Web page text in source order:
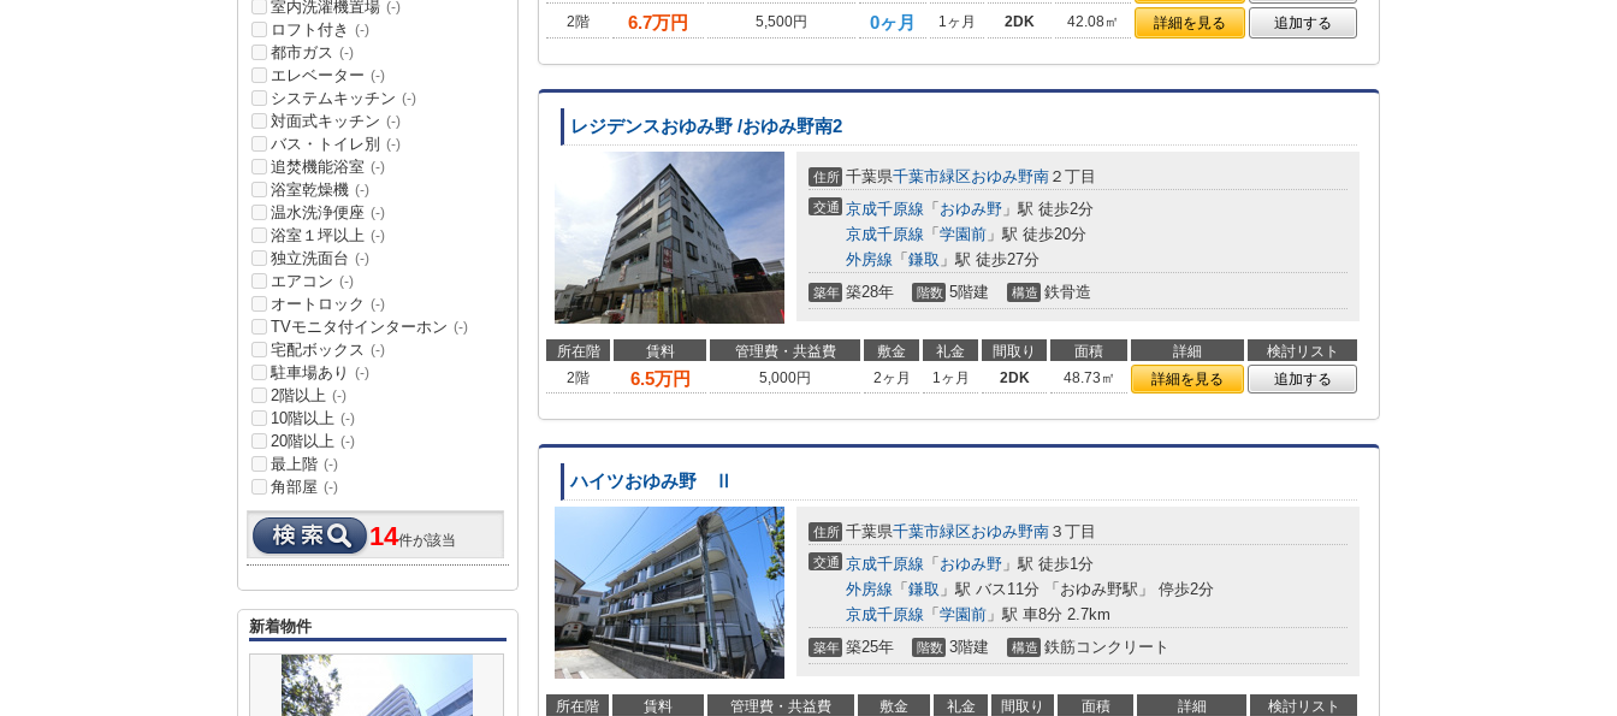
2階
6.7万円 5,500円 0ヶ月 1ヶ月 2DK 42.08㎡ 詳細を見る 追加する
レジデンスおゆみ野 /おゆみ野南2
住所 千葉県千葉市緑区おゆみ野南 ２丁目
交通 京成千原線 「 おゆみ野 」駅 徒歩2分
京成千原線 「 学園前 」駅 徒歩20分
外房線 「 鎌取 」駅 徒歩27分
築年 築28年 階数 5階建 構造 鉄骨造
所在階 賃料 管理費・共益費 敷金 礼金 間取り 面積 詳細
検討リスト
2階
6.5万円 5,000円 2ヶ月 1ヶ月 2DK 48.73㎡ 詳細を見る 追加する
ハイツおゆみ野 Ⅱ
住所 千葉県千葉市緑区おゆみ野南 ３丁目
交通 京成千原線 「 おゆみ野 」駅 徒歩1分
外房線 「 鎌取 」駅 バス11分 「おゆみ野駅」 停歩2分
京成千原線 「 学園前 」駅 車8分 2.7km
築年 築25年 階数 3階建 構造 鉄筋コンクリート
所在階 賃料 管理費・共益費 敷金 礼金 間取り 面積 詳細
検討リスト
室内洗濯機置場 (-)
ロフト付き (-)
都市ガス (-)
エレベーター (-)
システムキッチン (-)
対面式キッチン (-)
バス・トイレ別 (-)
追焚機能浴室 (-)
浴室乾燥機 (-)
温水洗浄便座 (-)
浴室１坪以上 (-)
独立洗面台 (-)
エアコン (-)
オートロック (-)
TVモニタ付インターホン (-)
宅配ボックス (-)
駐車場あり (-)
2階以上 (-)
10階以上 (-)
20階以上 (-)
最上階 (-)
角部屋 (-)
14件が該当
新着物件